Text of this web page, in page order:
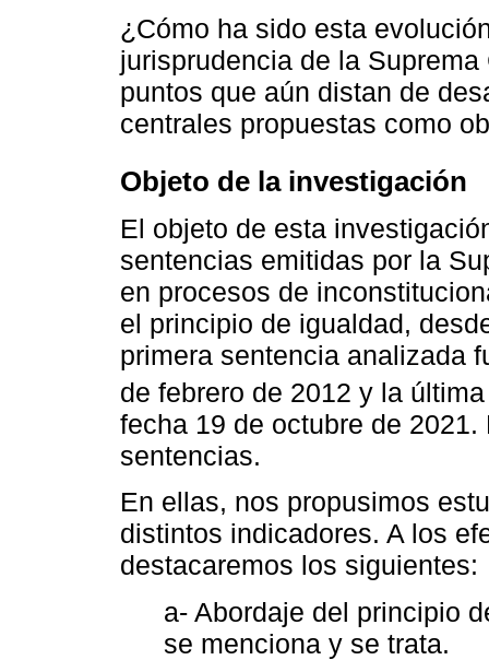
¿Cómo ha sido esta
jurisprudencia de la
puntos que aún distan de
centrales propuestas como
Objeto de la investigación
El objeto de esta
sentencias emitidas por la
en procesos de
el principio de igualdad,
primera sentencia analizada
de febrero de 2012 y la
fecha 19 de octubre de
sentencias.
En ellas, nos propusimos
distintos indicadores. A los
destacaremos los siguientes:
a- Abordaje del principio
se menciona y se trata.